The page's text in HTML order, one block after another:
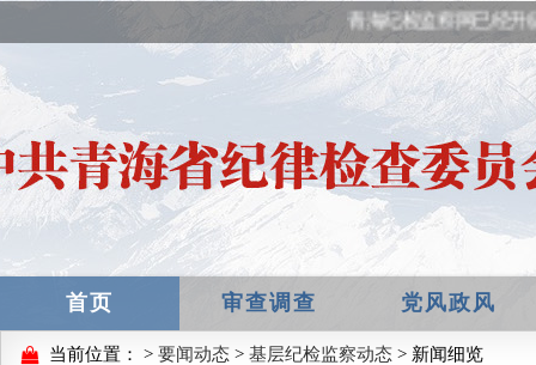
青海纪检监察网已经升
首页 审查调查 党风政风
当前位置： > 要闻动态 > 基层纪检监察动态 > 新闻细览